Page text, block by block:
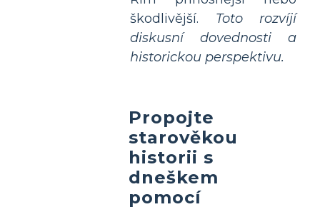
škodlivější. Toto rozvíjí
diskusní dovednosti a
historickou perspektivu.
Propojte
starověkou
historii s
dneškem
pomocí